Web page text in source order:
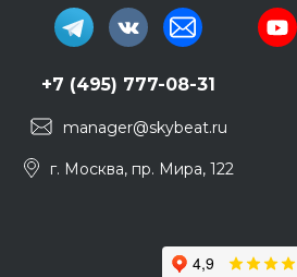
+7 (495) 777-08-31
manager@skybeat.ru
г. Москва, пр. Мира, 122